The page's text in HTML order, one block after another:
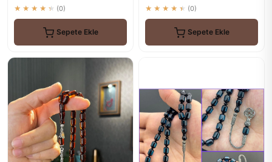
★★★★★ (0)
Sepete Ekle
★★★★★ (0)
Sepete Ekle